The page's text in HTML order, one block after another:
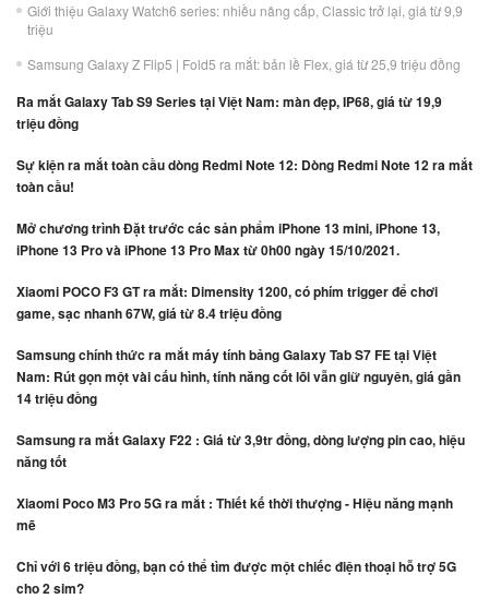
Giới thiệu Galaxy Watch6 series: nhiều nâng cấp, Classic trở lại, giá từ 9,9
triệu
Samsung Galaxy Z Flip5 | Fold5 ra mắt: bản lề Flex, giá từ 25,9 triệu đồng
Ra mắt Galaxy Tab S9 Series tại Việt Nam: màn đẹp, IP68, giá từ 19,9
triệu đồng
Sự kiện ra mắt toàn cầu dòng Redmi Note 12: Dòng Redmi Note 12 ra mắt
toàn cầu!
Mở chương trình Đặt trước các sản phẩm iPhone 13 mini, iPhone 13,
iPhone 13 Pro và iPhone 13 Pro Max từ 0h00 ngày 15/10/2021.
Xiaomi POCO F3 GT ra mắt: Dimensity 1200, có phím trigger để chơi
game, sạc nhanh 67W, giá từ 8.4 triệu đồng
Samsung chính thức ra mắt máy tính bảng Galaxy Tab S7 FE tại Việt
Nam: Rút gọn một vài cấu hình, tính năng cốt lõi vẫn giữ nguyên, giá gần
14 triệu đồng
Samsung ra mắt Galaxy F22 : Giá từ 3,9tr đồng, dòng lượng pin cao, hiệu
năng tốt
Xiaomi Poco M3 Pro 5G ra mắt : Thiết kế thời thượng - Hiệu năng mạnh
mẽ
Chỉ với 6 triệu đồng, bạn có thể tìm được một chiếc điện thoại hỗ trợ 5G
cho 2 sim?